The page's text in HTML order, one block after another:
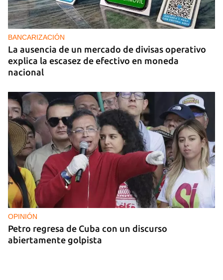
BANCARIZACIÓN
La ausencia de un mercado de divisas operativo
explica la escasez de efectivo en moneda
nacional
OPINIÓN
Petro regresa de Cuba con un discurso
abiertamente golpista